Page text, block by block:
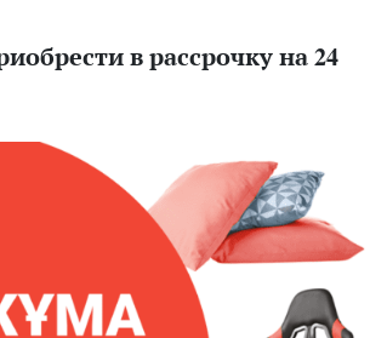
в рассрочку на 24